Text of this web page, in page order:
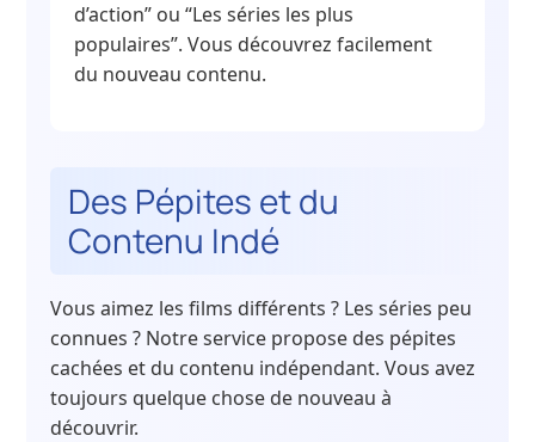
d’action” ou “Les séries les plus
populaires”. Vous découvrez facilement
du nouveau contenu.
Des Pépites et du
Contenu Indé
Vous aimez les films différents ? Les séries peu
connues ? Notre service propose des pépites
cachées et du contenu indépendant. Vous avez
toujours quelque chose de nouveau à
découvrir.